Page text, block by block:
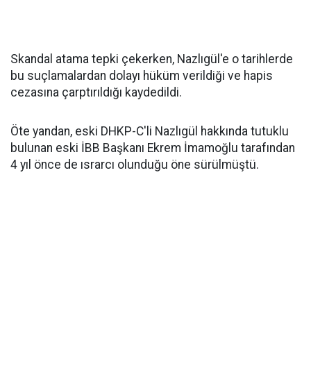
Skandal atama tepki çekerken, Nazlıgül'e o tarihlerde
bu suçlamalardan dolayı hüküm verildiği ve hapis
cezasına çarptırıldığı kaydedildi.
Öte yandan, eski DHKP-C'li Nazlıgül hakkında tutuklu
bulunan eski İBB Başkanı Ekrem İmamoğlu tarafından
4 yıl önce de ısrarcı olunduğu öne sürülmüştü.